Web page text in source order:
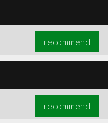
recommend
recommend